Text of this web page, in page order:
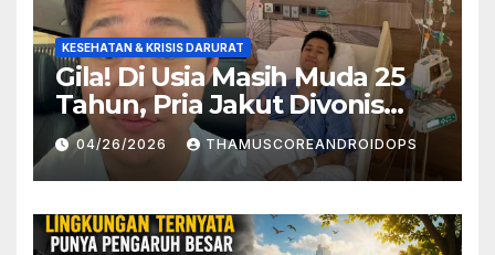
KESEHATAN & KRISIS DARURAT
Gila! Di Usia Masih Muda 25
Tahun, Pria Jakut Divonis
Kanker Limfoma, Ini Dugaan
Penyebabnya
04/26/2026 THAMUSCOREANDROIDOPS